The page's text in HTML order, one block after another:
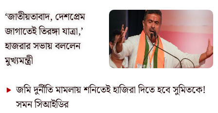
‘জাতীয়তাবাদ, দেশপ্রেম
জাগাতেই তিরঙ্গা যাত্রা,’
হাজরার সভায় বললেন
মুখ্যমন্ত্রী
জমি দুর্নীতি মামলায় শনিতেই হাজিরা দিতে হবে সুমিতকে!
সমন সিআইডির